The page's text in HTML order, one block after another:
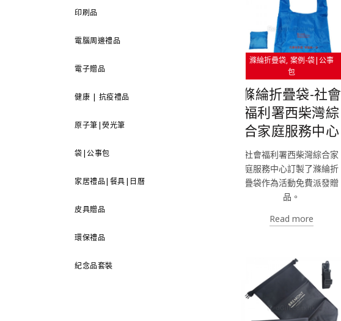
印刷品
電腦周邊禮品
電子贈品
健康 | 抗疫禮品
原子筆|熒光筆
袋|公事包
家居禮品|餐具|日曆
皮具贈品
環保禮品
紀念品套裝
滌綸折疊袋 案例-袋|公事
包
滌綸折疊袋-社會
福利署西柴灣綜
合家庭服務中心
社會福利署西柴灣綜合家
庭服務中心訂製了滌綸折
疊袋作為活動免費派發贈
品。
Read more